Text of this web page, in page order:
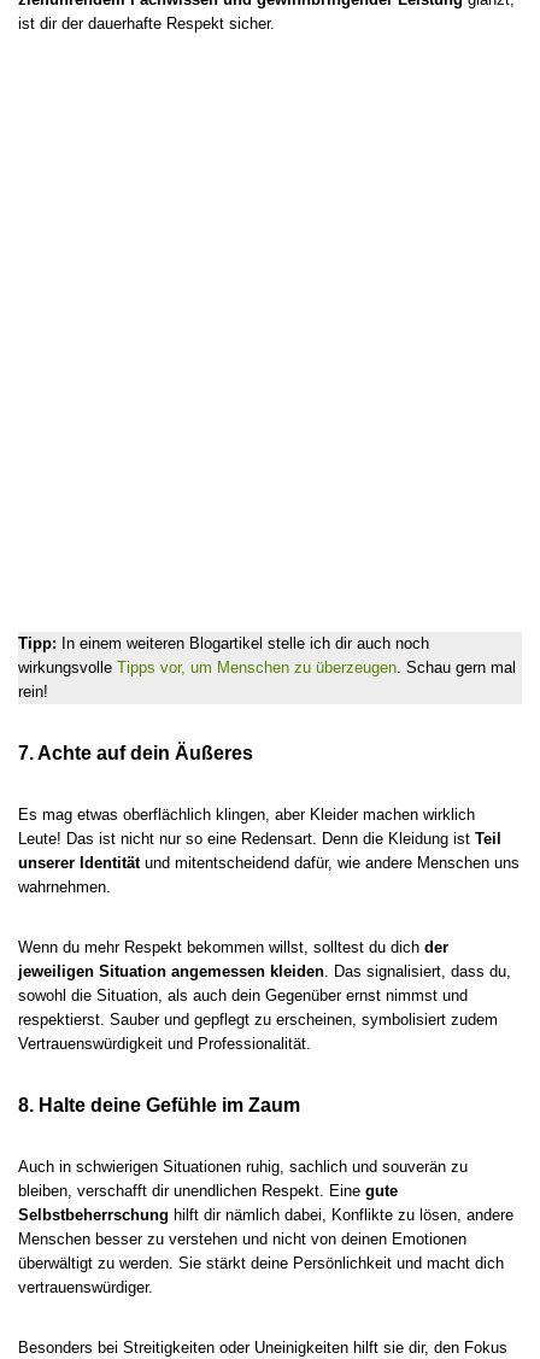
ist dir der dauerhafte Respekt sicher.
Tipp: In einem weiteren Blogartikel stelle ich dir auch noch
wirkungsvolle Tipps vor, um Menschen zu überzeugen . Schau gern mal
rein!
7. Achte auf dein Äußeres
Es mag etwas oberflächlich klingen, aber Kleider machen wirklich
Leute! Das ist nicht nur so eine Redensart. Denn die Kleidung ist Teil
unserer Identitätund mitentscheidend dafür, wie andere Menschen uns
wahrnehmen.
Wenn du mehr Respekt bekommen willst, solltest du dich der
jeweiligen Situation angemessen kleiden . Das signalisiert, dass du,
sowohl die Situation, als auch dein Gegenüber ernst nimmst und
respektierst. Sauber und gepflegt zu erscheinen, symbolisiert zudem
Vertrauenswürdigkeit und Professionalität.
8. Halte deine Gefühle im Zaum
Auch in schwierigen Situationen ruhig, sachlich und souverän zu
bleiben, verschafft dir unendlichen Respekt. Eine gute
Selbstbeherrschung hilft dir nämlich dabei, Konflikte zu lösen, andere
Menschen besser zu verstehen und nicht von deinen Emotionen
überwältigt zu werden. Sie stärkt deine Persönlichkeit und macht dich
vertrauenswürdiger.
Besonders bei Streitigkeiten oder Uneinigkeiten hilft sie dir, den Fokus